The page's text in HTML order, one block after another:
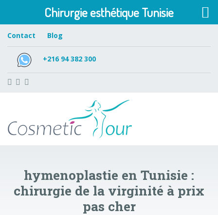
Contact Blog
+216 94 382 300
hymenoplastie en Tunisie :
chirurgie de la virginité à prix
pas cher
Chirurgie esthétique Tunisie